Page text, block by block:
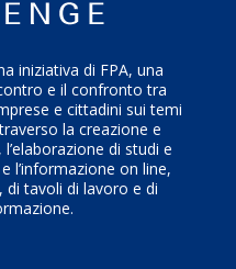
iniziativa di FPA, una
e il confronto tra
e cittadini sui temi
la creazione e
di studi e
l’informazione on line,
di tavoli di lavoro e di